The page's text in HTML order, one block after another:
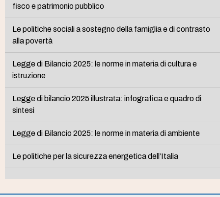
fisco e patrimonio pubblico
Le politiche sociali a sostegno della famiglia e di contrasto
alla povertà
Legge di Bilancio 2025: le norme in materia di cultura e
istruzione
Legge di bilancio 2025 illustrata: infografica e quadro di
sintesi
Legge di Bilancio 2025: le norme in materia di ambiente
Le politiche per la sicurezza energetica dell’Italia